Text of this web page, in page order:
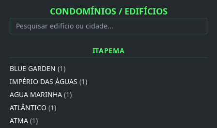
CONDOMÍNIOS / EDIFÍCIOS
ITAPEMA
BLUE GARDEN (1)
IMPÉRIO DAS ÁGUAS (1)
AGUA MARINHA (1)
ATLÂNTICO (1)
ATMA (1)